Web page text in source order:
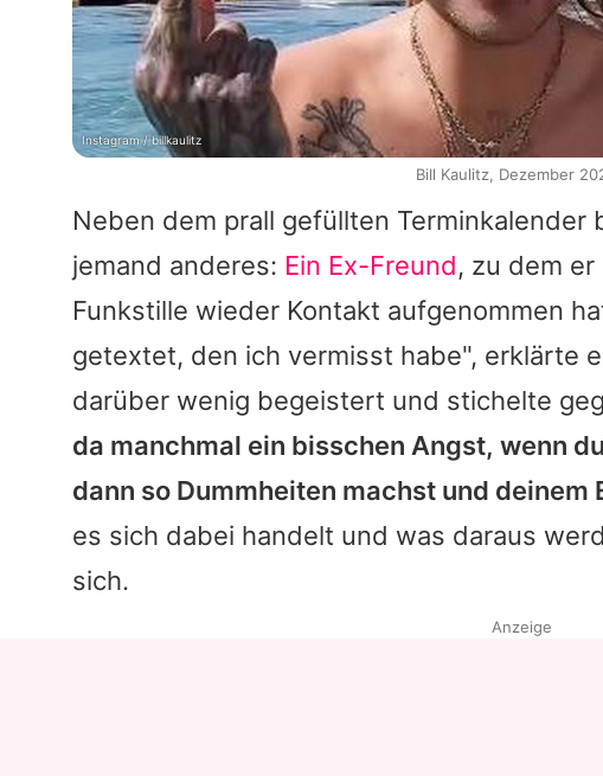
Neben dem prall gefüllten Terminkalender
jemand anderes: Ein Ex-Freund, zu dem
Funkstille wieder Kontakt aufgenommen
getextet, den ich vermisst habe", erklärte
darüber wenig begeistert und stichelte
da manchmal ein bisschen Angst, wenn
dann so Dummheiten machst und deinem
es sich dabei handelt und was daraus
sich.
Instagram / billkaulitz
Bill Kaulitz, Dezember
Anzeige